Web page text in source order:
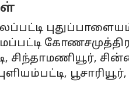
புளியம்பட்டி,